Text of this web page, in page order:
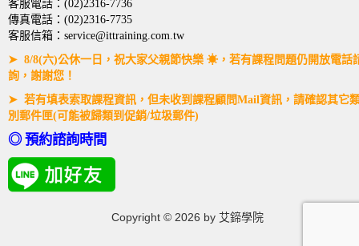
客服電話：(02)2316-7736
傳真電話：(02)2316-7735
客服信箱：service@ittraining.com.tw
➤ 8/8(六)公休一日，祝大家父親節快樂 ☀，若有課程問題仍開放電話
詢，謝謝您！
➤ 若有填表索取課程資訊，但未收到課程顧問Mail資訊，請確認其它
別郵件匣(可能被歸類到促銷/垃圾郵件)
◎ 預約諮詢時間
Copyright © 2026 by 艾鍗學院